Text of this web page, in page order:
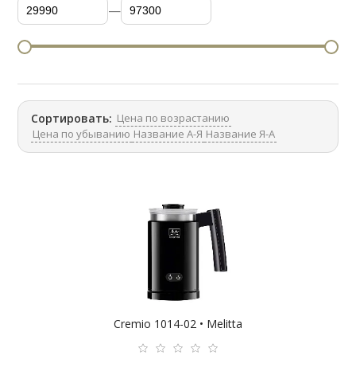
—
Сортировать: Цена по возрастанию
Цена по убыванию Название А-Я Название Я-А
Cremio 1014-02 • Melitta